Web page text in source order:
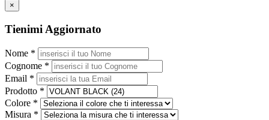
×
Tienimi Aggiornato
Nome *
Cognome *
Email *
Prodotto *
Colore *
Misura *